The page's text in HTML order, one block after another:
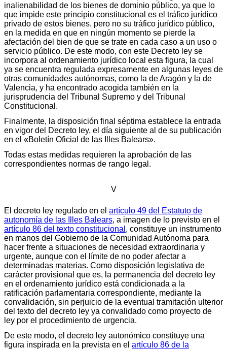
inalienabilidad de los bienes de dominio público, ya que lo
que impide este principio constitucional es el tráfico jurídico
privado de estos bienes, pero no su tráfico jurídico público,
en la medida en que en ningún momento se pierde la
afectación del bien de que se trate en cada caso a un uso o
servicio público. De este modo, con este Decreto ley se
incorpora al ordenamiento jurídico local esta figura, la cual
ya se encuentra regulada expresamente en algunas leyes de
otras comunidades autónomas, como la de Aragón y la de
Valencia, y ha encontrado acogida también en la
jurisprudencia del Tribunal Supremo y del Tribunal
Constitucional.
Finalmente, la disposición final séptima establece la entrada
en vigor del Decreto ley, el día siguiente al de su publicación
en el «Boletín Oficial de las Illes Balears».
Todas estas medidas requieren la aprobación de las
correspondientes normas de rango legal.
V
El decreto ley regulado en el artículo 49 del Estatuto de
autonomía de las Illes Balears, a imagen de lo previsto en el
artículo 86 del texto constitucional , constituye un instrumento
en manos del Gobierno de la Comunidad Autónoma para
hacer frente a situaciones de necesidad extraordinaria y
urgente, aunque con el límite de no poder afectar a
determinadas materias. Como disposición legislativa de
carácter provisional que es, la permanencia del decreto ley
en el ordenamiento jurídico está condicionada a la
ratificación parlamentaria correspondiente, mediante la
convalidación, sin perjuicio de la eventual tramitación ulterior
del texto del decreto ley ya convalidado como proyecto de
ley por el procedimiento de urgencia.
De este modo, el decreto ley autonómico constituye una
figura inspirada en la prevista en el artículo 86 de la